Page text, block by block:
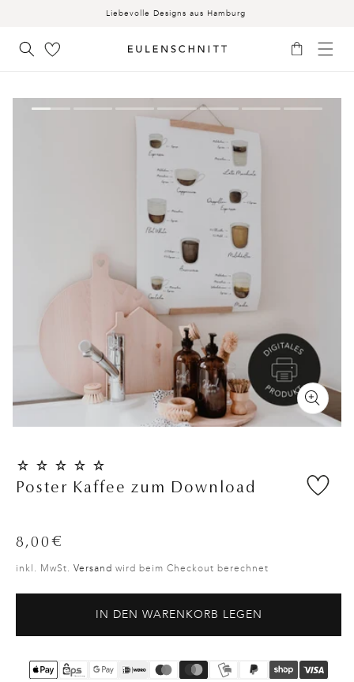
Liebevolle Designs aus Hamburg
Poster Kaffee zum Download
Normaler
8,00€
inkl. MwSt. Versand wird beim Checkout berechnet
IN DEN WARENKORB LEGEN